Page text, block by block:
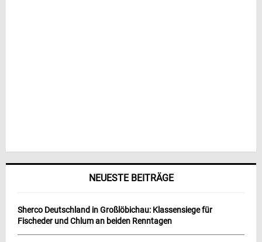
NEUESTE BEITRÄGE
Sherco Deutschland in Großlöbichau: Klassensiege für
Fischeder und Chlum an beiden Renntagen